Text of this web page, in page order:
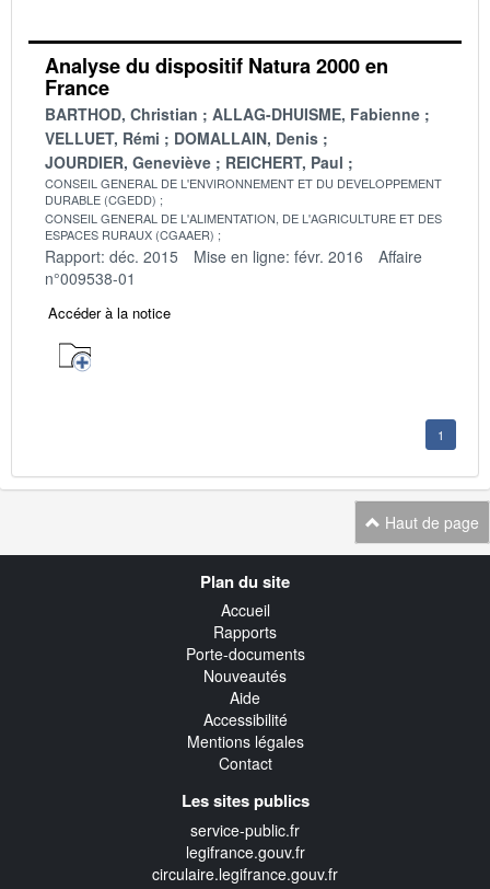
Analyse du dispositif Natura 2000 en
France
BARTHOD, Christian
ALLAG-DHUISME, Fabienne
VELLUET, Rémi
DOMALLAIN, Denis
JOURDIER, Geneviève
REICHERT, Paul
CONSEIL GENERAL DE L'ENVIRONNEMENT ET DU DEVELOPPEMENT
DURABLE (CGEDD)
CONSEIL GENERAL DE L'ALIMENTATION, DE L'AGRICULTURE ET DES
ESPACES RURAUX (CGAAER)
Rapport: déc. 2015 Mise en ligne: févr. 2016
Affaire
n°009538-01
Accéder à la notice
1
Haut de page
Plan du site
Accueil
Rapports
Porte-documents
Nouveautés
Aide
Accessibilité
Mentions légales
Contact
Les sites publics
service-public.fr
legifrance.gouv.fr
circulaire.legifrance.gouv.fr